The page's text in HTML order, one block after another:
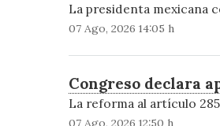
La presidenta mexicana
07 Ago, 2026 14:05 h
Congreso declara
La reforma al artículo
07 Ago, 2026 12:50 h